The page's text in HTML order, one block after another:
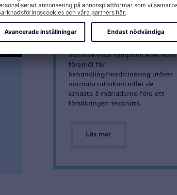
Observera att om du har en
försäkringen vid försämring om
och inte visat symptom eller varit
föremål för
behandling/medicinering utöver
normala rutinkontroller de
senaste 3 månaderna före att
försäkringen tecknats.
Läs mer